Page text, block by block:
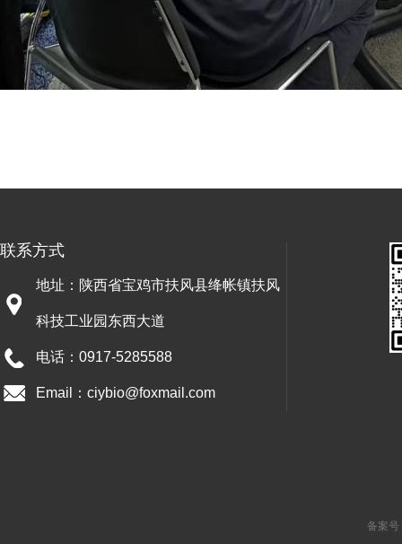
联系方式
地址：陕西省宝鸡市扶风县绛帐镇扶风
科技工业园东西大道
电话：0917-5285588
Email：ciybio@foxmail.com
备案号